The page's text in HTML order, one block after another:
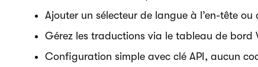
Ajouter un sélecteur de langue à l’en-tête
Gérez les traductions via le tableau de bord
Configuration simple avec clé API, aucun